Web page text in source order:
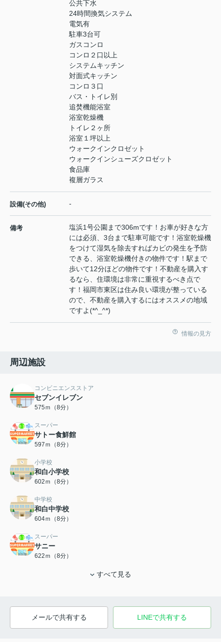
公共下水
24時間換気システム
電気有
駐車3台可
ガスコンロ
コンロ２口以上
システムキッチン
対面式キッチン
コンロ３口
バス・トイレ別
追焚機能浴室
浴室乾燥機
トイレ２ヶ所
浴室１坪以上
ウォークインクロゼット
ウォークインシューズクロゼット
食品庫
複層ガラス
設備(その他) -
備考
塩浜1号公園まで306mです！お車が好きな方
には必須、3台まで駐車可能です！浴室乾燥機
をつけて湿気を除去すればカビの発生を予防
できる、浴室乾燥機付きの物件です！駅まで
歩いて12分ほどの物件です！不動産を購入す
るなら、住環境は非常に重視するべき点で
す！福岡市東区は住み良い環境が整っている
ので、不動産を購入するにはオススメの地域
ですよ(*^_^*)
情報の見方
周辺施設
コンビニエンスストア
セブンイレブン
575ｍ（8分）
スーパー
サトー食鮮館
597ｍ（8分）
小学校
和白小学校
602ｍ（8分）
中学校
和白中学校
604ｍ（8分）
スーパー
サニー
622ｍ（8分）
すべて見る
メールで共有する LINEで共有する